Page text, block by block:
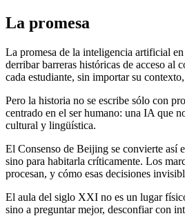
La promesa
La promesa de la inteligencia artificial
derribar barreras históricas de acceso al
cada estudiante, sin importar su
Pero la historia no se escribe sólo con
centrado en el ser humano: una IA que
cultural y lingüística.
El Consenso de Beijing se convierte así
sino para habitarla críticamente. Los
procesan, y cómo esas decisiones
El aula del siglo XXI no es un lugar
sino a preguntar mejor, desconfiar con